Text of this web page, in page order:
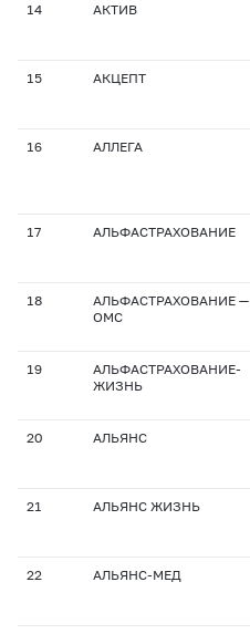
14 АКТИВ
15 АКЦЕПТ
16 АЛЛЕГА
17 АЛЬФАСТРАХОВАНИЕ
18
АЛЬФАСТРАХОВАНИЕ —
ОМС
19
АЛЬФАСТРАХОВАНИЕ-
ЖИЗНЬ
20 АЛЬЯНС
21 АЛЬЯНС ЖИЗНЬ
22 АЛЬЯНС-МЕД